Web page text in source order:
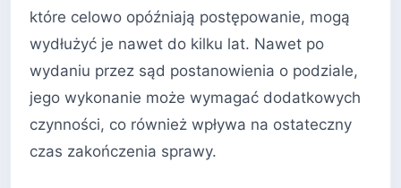
które celowo opóźniają postępowanie, mogą
wydłużyć je nawet do kilku lat. Nawet po
wydaniu przez sąd postanowienia o podziale,
jego wykonanie może wymagać dodatkowych
czynności, co również wpływa na ostateczny
czas zakończenia sprawy.